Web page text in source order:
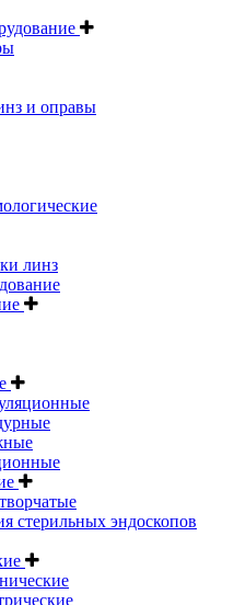
и оправы
линз
стерильных эндоскопов